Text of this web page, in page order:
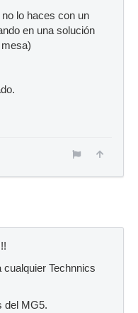
lo haces con un
en una solución
cualquier Technnics
del MG5.